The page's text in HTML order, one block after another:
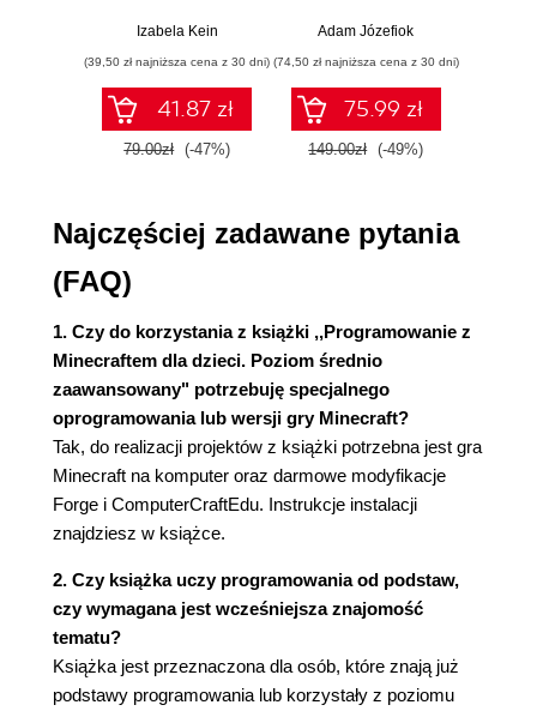
Funkcja turtle.dig() 53
Funkcje turtle.digUp() i turtle.digDown() 58
Rozdział 6. Żółw budowniczy 63
Ekwipunek żółwia 63
Funkcja turtle.place() 66
Rozdział 7. Zmiana slotów i komentarze 77
Funkcja turtle.select() 78
Rozdział 8. Powtarzanie 87
Instrukcja Repeat (edytor wizualny) 87
Pętla for 89
Rozdział 9. Żółw na czacie i zmienne 99
Funkcja turtleedu.say() 99
Zmienne 102
Zmienne liczbowe 102
Zmiana wartości 103
Zmienne mogą też być napisami 110
Prawda czy fałsz 116
Rozdział 10. Instrukcje warunkowe 119
przykłady i
Izabela Kein
(39,50 zł najniższa cena z 30 dni)
41.87 zł
79.00zł (-47%)
Adam Józefiok
(74,50 zł najniższa cena z 30 dni)
75.99 zł
149.00zł (-49%)
Najczęściej zadawane pytania
(FAQ)
1. Czy do korzystania z książki ,,Programowanie z
Minecraftem dla dzieci. Poziom średnio
zaawansowany" potrzebuję specjalnego
oprogramowania lub wersji gry Minecraft?
Tak, do realizacji projektów z książki potrzebna jest gra
Minecraft na komputer oraz darmowe modyfikacje
Forge i ComputerCraftEdu. Instrukcje instalacji
znajdziesz w książce.
2. Czy książka uczy programowania od podstaw,
czy wymagana jest wcześniejsza znajomość
tematu?
Książka jest przeznaczona dla osób, które znają już
podstawy programowania lub korzystały z poziomu